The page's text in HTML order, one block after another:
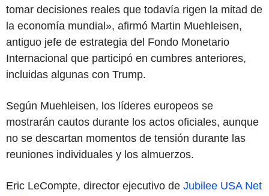
tomar decisiones reales que todavía rigen la mitad de
la economía mundial», afirmó Martin Muehleisen,
antiguo jefe de estrategia del Fondo Monetario
Internacional que participó en cumbres anteriores,
incluidas algunas con Trump.
Según Muehleisen, los líderes europeos se
mostrarán cautos durante los actos oficiales, aunque
no se descartan momentos de tensión durante las
reuniones individuales y los almuerzos.
Eric LeCompte, director ejecutivo de Jubilee USA Net